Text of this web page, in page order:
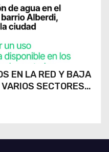
EN LA RED Y BAJA
SECTORES